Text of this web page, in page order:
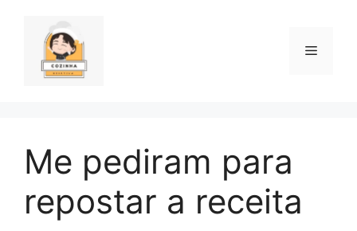
conteúdo
Menu
Me pediram para
repostar a receita